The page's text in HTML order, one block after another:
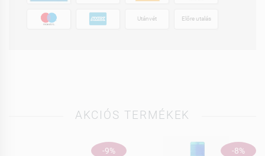
Utánvét Előre utalás
AKCIÓS TERMÉKEK
-9% -8%